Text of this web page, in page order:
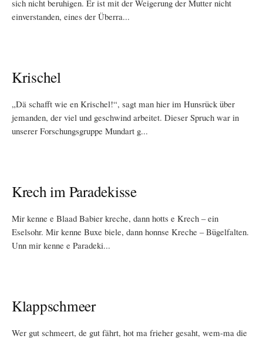
sich nicht beruhigen. Er ist mit der Weigerung der Mutter nicht
einverstanden, eines der Überra...
Krischel
„Dä schafft wie en Krischel!“, sagt man hier im Hunsrück über
jemanden, der viel und geschwind arbeitet. Dieser Spruch war in
unserer Forschungsgruppe Mundart g...
Krech im Paradekisse
Mir kenne e Blaad Babier kreche, dann hotts e Krech – ein
Eselsohr. Mir kenne Buxe biele, dann honnse Kreche – Bügelfalten.
Unn mir kenne e Paradeki...
Klappschmeer
Wer gut schmeert, de gut fährt, hot ma frieher gesaht, wem-ma die